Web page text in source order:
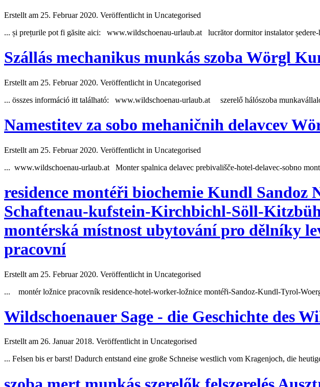
Erstellt am 25. Februar 2020. Veröffentlicht in Uncategorised
... și prețurile pot fi găsite aici: www.wildschoenau-urlaub.at lucrător dormitor instalator
Szállás mechanikus munkás szoba Wörgl
Erstellt am 25. Februar 2020. Veröffentlicht in Uncategorised
... összes információ itt található: www.wildschoenau-urlaub.at szerelő hálószoba
Namestitev za sobo mehaničnih delavcev
Erstellt am 25. Februar 2020. Veröffentlicht in Uncategorised
... www.wildschoenau-urlaub.at Monter spalnica delavec prebivališče-hotel-delavec-sobno
residence montéři biochemie Kundl Sandoz
Schaftenau-kufstein-Kirchbichl-Söll-
montérská místnost ubytování pro dělníky
pracovní
Erstellt am 25. Februar 2020. Veröffentlicht in Uncategorised
... montér ložnice pracovník residence-hotel-worker-ložnice montéři-Sandoz-Kundl-Tyrol-
Wildschoenauer Sage - die Geschichte des
Erstellt am 26. Januar 2018. Veröffentlicht in Uncategorised
... Felsen bis er barst! Dadurch entstand eine große Schneise westlich vom Kragenjoch, die